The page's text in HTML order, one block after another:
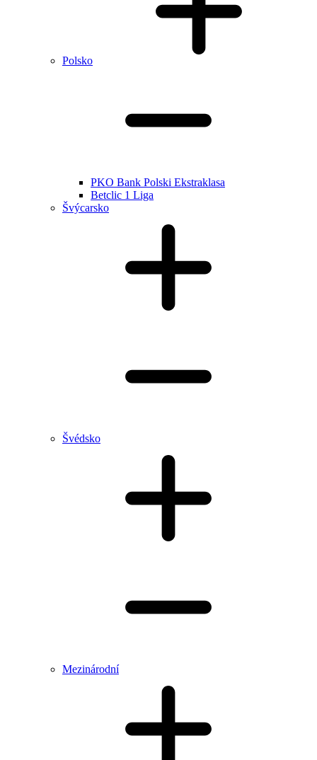
Polsko
PKO Bank Polski Ekstraklasa
Betclic 1 Liga
Švýcarsko
Švédsko
Mezinárodní